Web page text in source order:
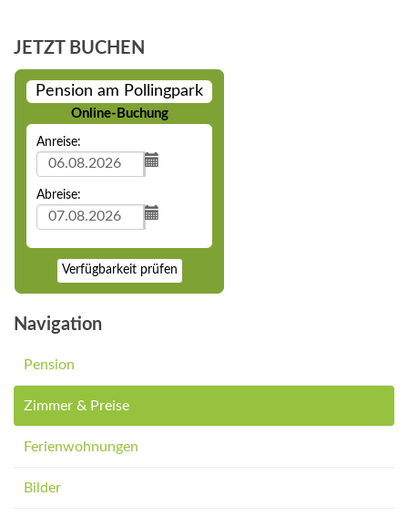
JETZT BUCHEN
Pension am Pollingpark
Online-Buchung
Anreise:
Abreise:
Verfügbarkeit prüfen
Navigation
Pension
Zimmer & Preise
Ferienwohnungen
Bilder